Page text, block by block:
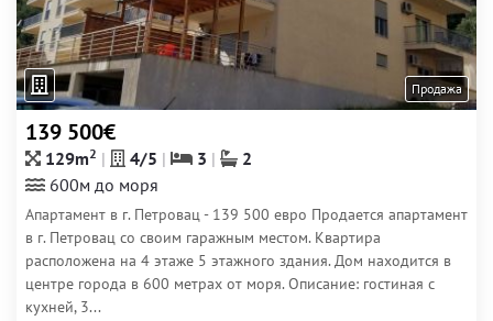
Продажа
139 500€
129m2 4/5 3
2
600м до моря
Апартамент в г. Петровац - 139 500 евро Продается апартамент
в г. Петровац со своим гаражным местом. Квартира
расположена на 4 этаже 5 этажного здания. Дом находится в
центре города в 600 метрах от моря. Описание: гостиная с
кухней, 3...